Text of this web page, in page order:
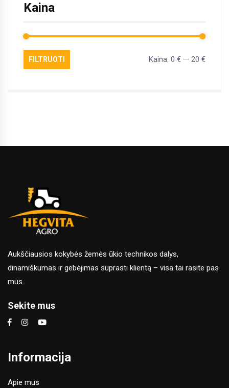
Kaina
FILTRUOTI Kaina: 0 € — 20 €
Aukščiausios kokybės žemės ūkio technikos dalys,
dinamiškumas ir gebėjimas suprasti klientą – visa tai rasite pas
mus.
Sekite mus
Informacija
Apie mus